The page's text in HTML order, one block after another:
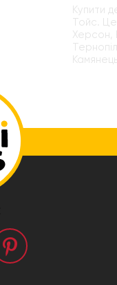
Купити
Тойс.
Херсон,